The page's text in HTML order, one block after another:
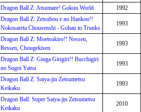
Dragon Ball Z: Atsumare! Gokuu World 1992
Dragon Ball Z: Zetsubou e no Hankou!!
Nokosareta Chousenshi - Gohan to Trunks
1993
Dragon Ball Z: Moetsukiro!! Nessen,
Ressen, Chougekisen
1993
Dragon Ball Z: Ginga Girigiri!! Bucchigiri
no Sugoi Yatsu
1993
Dragon Ball Z: Saiya-jin Zetsumetsu
Keikaku
1993
Dragon Ball: Super Saiya-jin Zetsumetsu
Keikaku
2010